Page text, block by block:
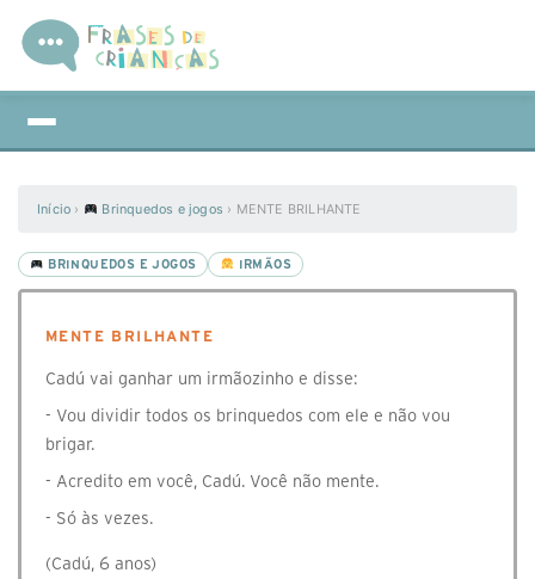
Início › Brinquedos e jogos › MENTE BRILHANTE
BRINQUEDOS E JOGOS IRMÃOS
MENTE BRILHANTE
Cadú vai ganhar um irmãozinho e disse:
- Vou dividir todos os brinquedos com ele e não vou
brigar.
- Acredito em você, Cadú. Você não mente.
- Só às vezes.
(Cadú, 6 anos)